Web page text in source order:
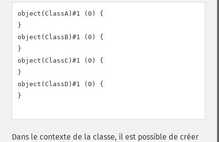
object(ClassA)#1 (0) {
}
object(ClassB)#1 (0) {
}
object(ClassC)#1 (0) {
}
object(ClassD)#1 (0) {
}
Dans le contexte de la classe, il est possible de créer